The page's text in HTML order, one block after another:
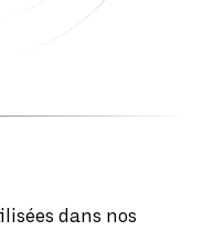
dans nos